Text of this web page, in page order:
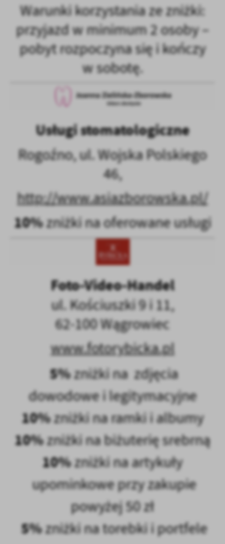
Warunki korzystania ze zniżki:
przyjazd w minimum 2 osoby –
pobyt rozpoczyna się i kończy
w sobotę.
Usługi stomatologiczne
Rogoźno, ul. Wojska Polskiego
46,
http://www.asiazborowska.pl/
10%zniżki na oferowane usługi
Foto-Video-Handel
ul. Kościuszki 9 i 11,
62-100 Wągrowiec
www.fotorybicka.pl
5%zniżki na zdjęcia
dowodowe i legitymacyjne
10%zniżki na ramki i albumy
10%zniżki na biżuterię srebrną
10%zniżki na artykuły
upominkowe przy zakupie
powyżej 50 zł
5%zniżki na torebki i portfele